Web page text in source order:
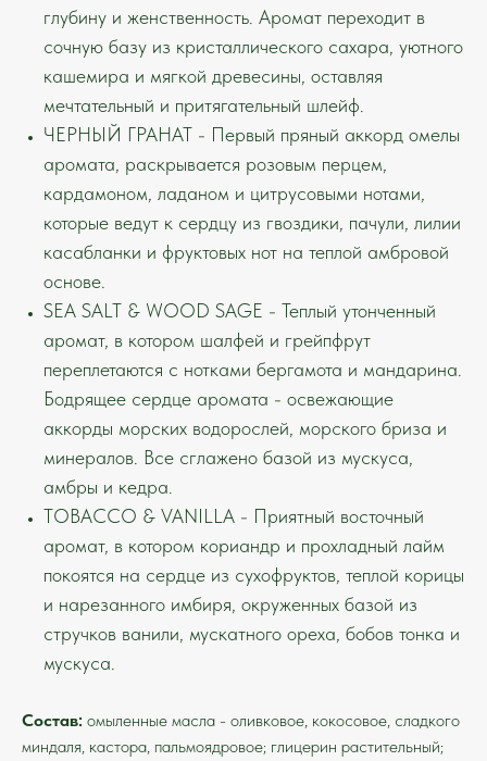
глубину и женственность. Аромат переходит в
сочную базу из кристаллического сахара, уютного
кашемира и мягкой древесины, оставляя
мечтательный и притягательный шлейф.
ЧЕРНЫЙ ГРАНАТ - Первый пряный аккорд омелы
аромата, раскрывается розовым перцем,
кардамоном, ладаном и цитрусовыми нотами,
которые ведут к сердцу из гвоздики, пачули, лилии
касабланки и фруктовых нот на теплой амбровой
основе.
SEA SALT & WOOD SAGE - Теплый утонченный
аромат, в котором шалфей и грейпфрут
переплетаются с нотками бергамота и мандарина.
Бодрящее сердце аромата - освежающие
аккорды морских водорослей, морского бриза и
минералов. Все сглажено базой из мускуса,
амбры и кедра.
TОBACCO & VANILLA - Приятный восточный
аромат, в котором кориандр и прохладный лайм
покоятся на сердце из сухофруктов, теплой корицы
и нарезанного имбиря, окруженных базой из
стручков ванили, мускатного ореха, бобов тонка и
мускуса.
Состав: омыленные масла - оливковое, кокосовое, сладкого
миндаля, кастора, пальмоядровое; глицерин растительный;